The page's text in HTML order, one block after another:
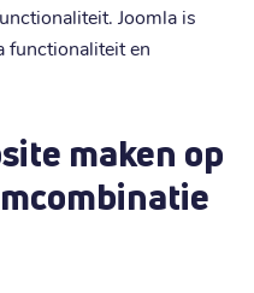
Joomla is
functionaliteit en
maken op